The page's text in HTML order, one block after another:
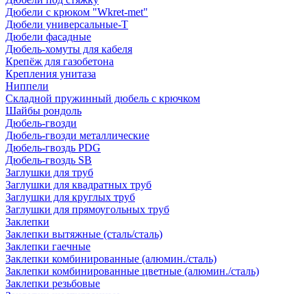
Дюбели с крюком "Wkret-met"
Дюбели универсальные-Т
Дюбели фасадные
Дюбель-хомуты для кабеля
Крепёж для газобетона
Крепления унитаза
Ниппели
Складной пружинный дюбель с крючком
Шайбы рондоль
Дюбель-гвозди
Дюбель-гвозди металлические
Дюбель-гвоздь PDG
Дюбель-гвоздь SB
Заглушки для труб
Заглушки для квадратных труб
Заглушки для круглых труб
Заглушки для прямоугольных труб
Заклепки
Заклепки вытяжные (сталь/сталь)
Заклепки гаечные
Заклепки комбинированные (алюмин./сталь)
Заклепки комбинированные цветные (алюмин./сталь)
Заклепки резьбовые